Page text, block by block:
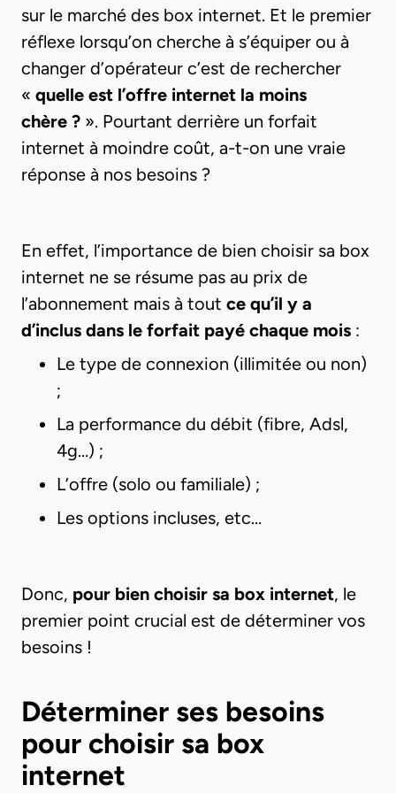
sur le marché des box internet. Et le premier
réflexe lorsqu’on cherche à s’équiper ou à
changer d’opérateur c’est de rechercher
« quelle est l’offre internet la moins
chère ? ». Pourtant derrière un forfait
internet à moindre coût, a-t-on une vraie
réponse à nos besoins ?
En effet, l’importance de bien choisir sa box
internet ne se résume pas au prix de
l’abonnement mais à tout ce qu’il y a
d’inclus dans le forfait payé chaque mois :
Le type de connexion (illimitée ou non)
;
La performance du débit (fibre, Adsl,
4g…) ;
L’offre (solo ou familiale) ;
Les options incluses, etc…
Donc, pour bien choisir sa box internet, le
premier point crucial est de déterminer vos
besoins !
Déterminer ses besoins
pour choisir sa box
internet